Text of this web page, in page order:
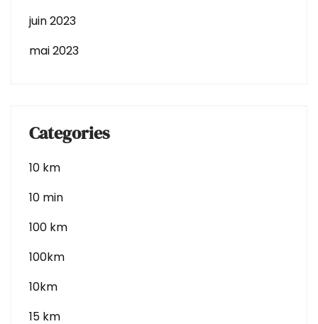
juin 2023
mai 2023
Categories
10 km
10 min
100 km
100km
10km
15 km